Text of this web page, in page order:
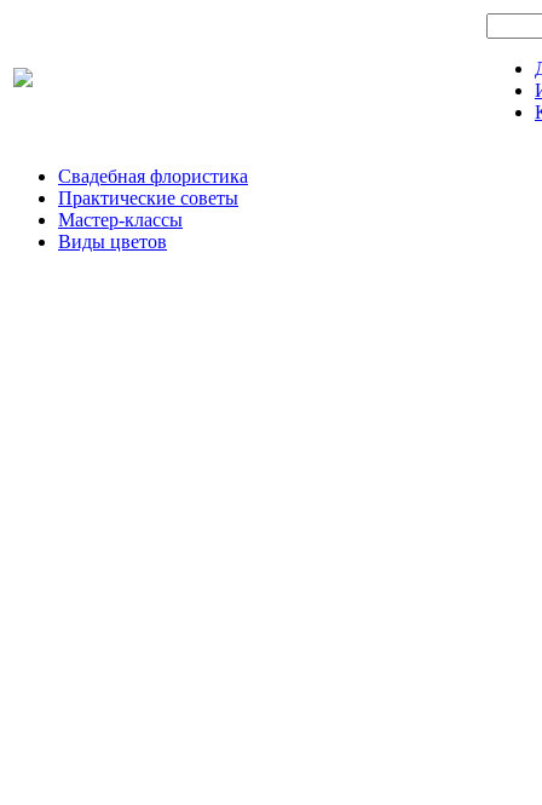
Свадебная флористика
Практические советы
Мастер-классы
Виды цветов